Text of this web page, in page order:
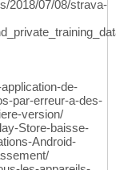
2018/07/08/strava-
de-
par-erreur-a-des-
version/
Store-baisse-
Android-